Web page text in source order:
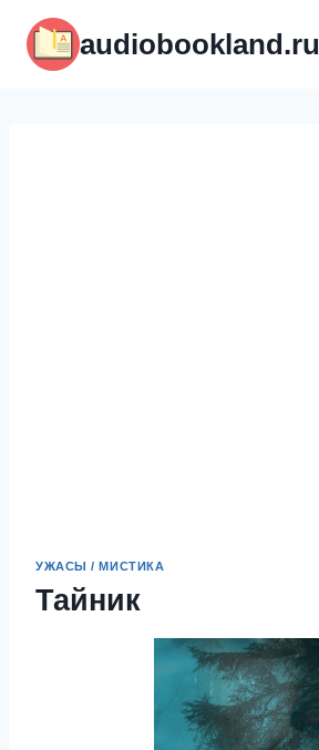
содержимому
audiobookland.ru
УЖАСЫ / МИСТИКА
Тайник